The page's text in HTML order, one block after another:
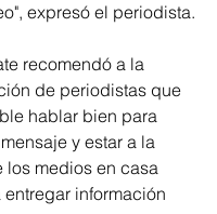
expresó el periodista.
recomendó a la
de periodistas que
hablar bien para
y estar a la
los medios en casa
entregar información